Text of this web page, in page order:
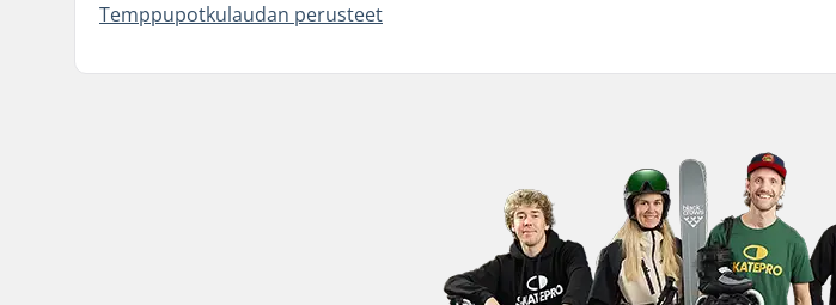
Temppupotkulaudan perusteet